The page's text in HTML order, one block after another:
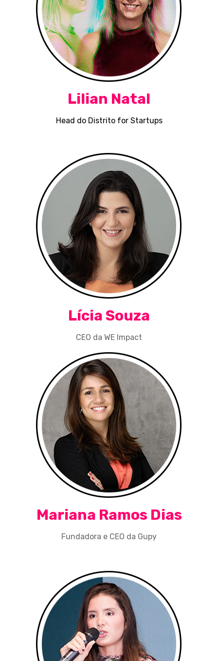
Lilian Natal
Head do Distrito for Startups
Lícia Souza
CEO da WE Impact
Mariana Ramos Dias
Fundadora e CEO da Gupy